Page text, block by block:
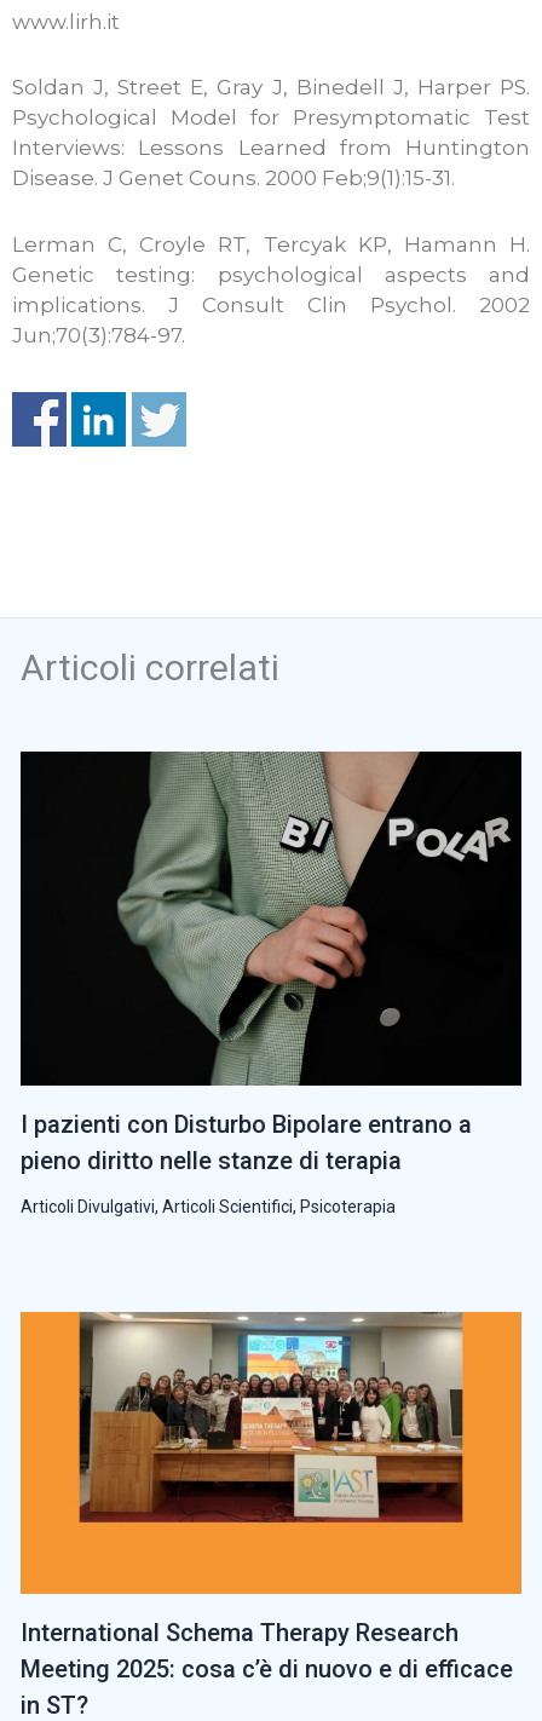
www.lirh.it
Soldan J, Street E, Gray J, Binedell J, Harper PS.
Psychological Model for Presymptomatic Test
Interviews: Lessons Learned from Huntington
Disease. J Genet Couns. 2000 Feb;9(1):15-31.
Lerman C, Croyle RT, Tercyak KP, Hamann H.
Genetic testing: psychological aspects and
implications. J Consult Clin Psychol. 2002
Jun;70(3):784-97.
Articoli correlati
I pazienti con Disturbo Bipolare entrano a
pieno diritto nelle stanze di terapia
Articoli Divulgativi, Articoli Scientifici, Psicoterapia
International Schema Therapy Research
Meeting 2025: cosa c’è di nuovo e di efficace
in ST?